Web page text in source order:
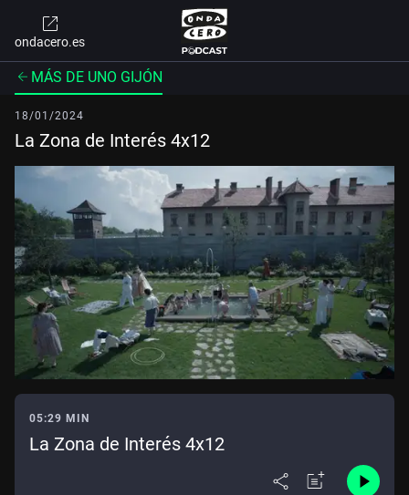
ondacero.es
MÁS DE UNO GIJÓN
18/01/2024
La Zona de Interés 4x12
05:29 MIN
La Zona de Interés 4x12